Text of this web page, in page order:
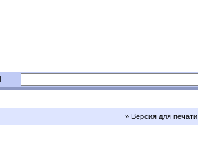
» Версия для печати